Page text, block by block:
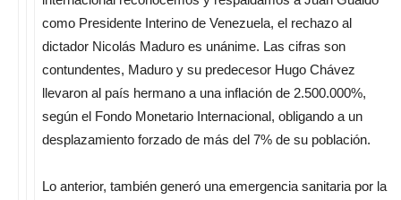
como Presidente Interino de Venezuela, el rechazo al
dictador Nicolás Maduro es unánime. Las cifras son
contundentes, Maduro y su predecesor Hugo Chávez
llevaron al país hermano a una inflación de 2.500.000%,
según el Fondo Monetario Internacional, obligando a un
desplazamiento forzado de más del 7% de su población.
Lo anterior, también generó una emergencia sanitaria por la